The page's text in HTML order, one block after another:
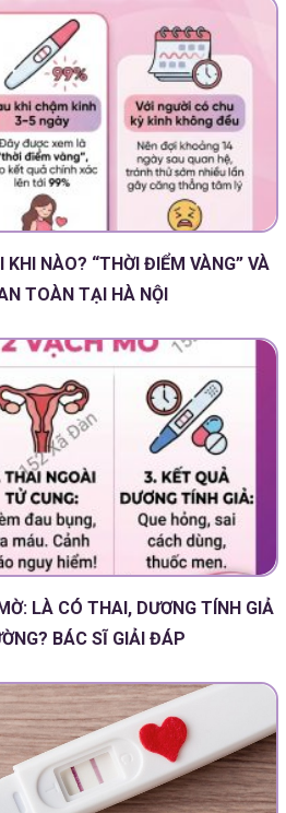
NÀO? “THỜI ĐIỂM VÀNG” VÀ
TOÀN TẠI HÀ NỘI
LÀ CÓ THAI, DƯƠNG TÍNH GIẢ
BÁC SĨ GIẢI ĐÁP